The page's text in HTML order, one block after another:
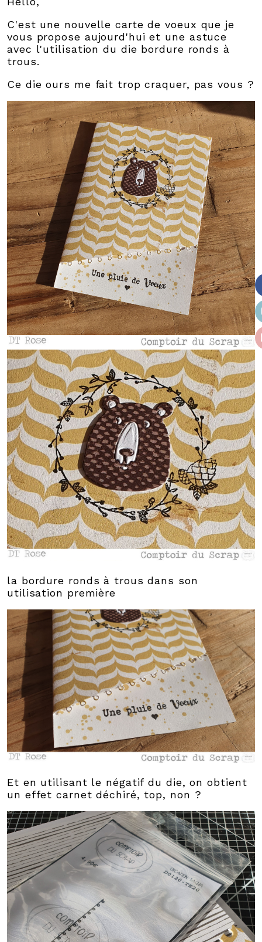
C'est une nouvelle carte de voeux que je
vous propose aujourd'hui et une astuce
avec l'utilisation du die bordure ronds à
trous.
Ce die ours me fait trop craquer, pas vous ?
la bordure ronds à trous dans son
utilisation première
Et en utilisant le négatif du die, on obtient
un effet carnet déchiré, top, non ?